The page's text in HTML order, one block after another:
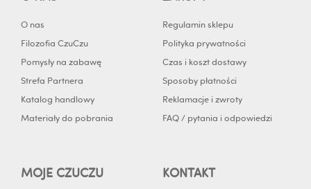
a
m
n
i
n
O nas
Filozofia CzuCzu
Pomysły na zabawę
Strefa Partnera
Katalog handlowy
Materiały do pobrania
Regulamin sklepu
Polityka prywatności
Czas i koszt dostawy
Sposoby płatności
Reklamacje i zwroty
FAQ / pytania i odpowiedzi
MOJE CZUCZU KONTAKT